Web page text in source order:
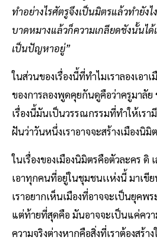
ทำอย่างไรศัตรูจึงเป็นมิตรแล้วทำยัง
บาดหมางแล้วก็ความเกลียดชังนั้นได้
เป็นปัญหาอยู่”
ในส่วนของเรื่องนี้ที่ทำไมเราลองเอา
ของการลองพูดคุยกันดูคือว่าครูมาลั
เรื่องนี้มันเป็นวรรณกรรมที่ทำให้เรา
ฝันว่าวันหนึ่งเราอาจจะสร้างเมืองนิมิ
ในเรื่องของเมืองนิมิตรคือตัวละคร ดิ
เอาทุกคนที่อยู่ในชุมชนเเห่งนี้ มาเขี
เราอยากเห็นเมืองที่อาจจะเป็นยุคพ
แต่ท้ายที่สุดคือ มันอาจจะเป็นแค่คว
ความจริงต่างหากคือสิ่งที่เราต้องสร้